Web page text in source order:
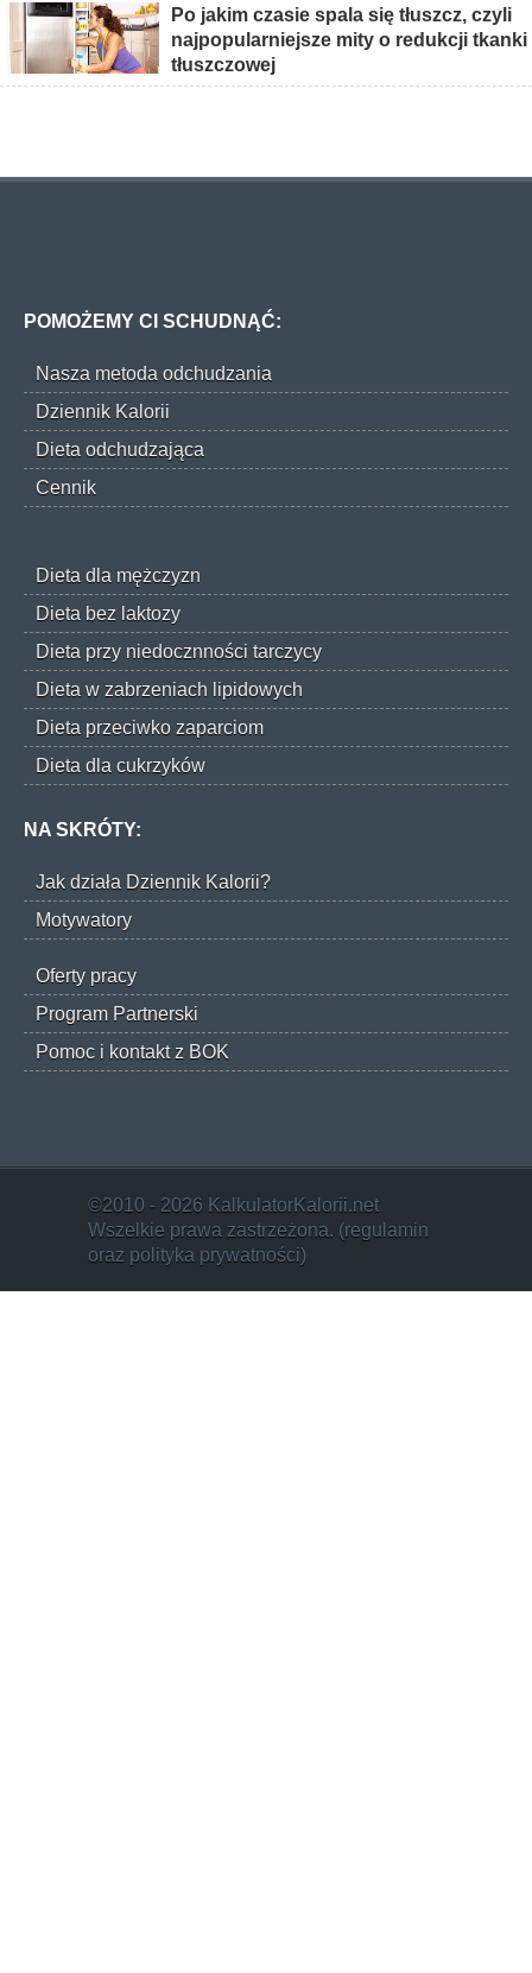
Po jakim czasie spala się tłuszcz, czyli
najpopularniejsze mity o redukcji tkanki
tłuszczowej
POMOŻEMY CI SCHUDNĄĆ:
Nasza metoda odchudzania
Dziennik Kalorii
Dieta odchudzająca
Cennik
Dieta dla mężczyzn
Dieta bez laktozy
Dieta przy niedocznności tarczycy
Dieta w zabrzeniach lipidowych
Dieta przeciwko zaparciom
Dieta dla cukrzyków
NA SKRÓTY:
Jak działa Dziennik Kalorii?
Motywatory
Oferty pracy
Program Partnerski
Pomoc i kontakt z BOK
©2010 - 2026 KalkulatorKalorii.net
Wszelkie prawa zastrzeżona. (regulamin
oraz polityka prywatności)